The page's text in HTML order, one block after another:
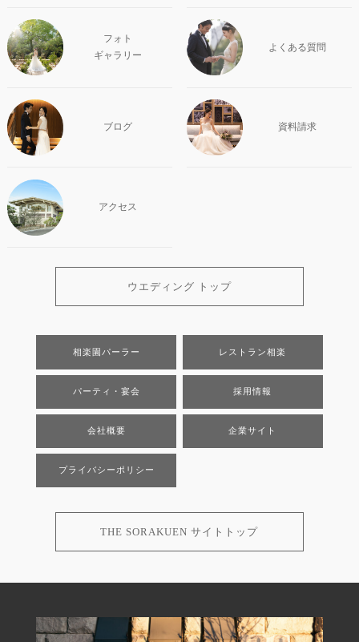
フォト
ギャラリー
よくある質問
ブログ 資料請求
アクセス
ウエディング トップ
相楽園パーラー レストラン相楽
パーティ・宴会 採用情報
会社概要 企業サイト
プライバシーポリシー
THE SORAKUEN サイトトップ